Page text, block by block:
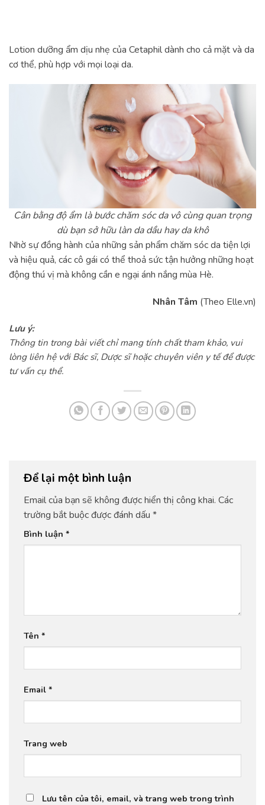
Lotion dưỡng ẩm dịu nhẹ của Cetaphil dành cho cả mặt và da
cơ thể, phù hợp với mọi loại da.
Cân bằng độ ẩm là bước chăm sóc da vô cùng quan trọng
dù bạn sở hữu làn da dầu hay da khô
Nhờ sự đồng hành của những sản phẩm chăm sóc da tiện lợi
và hiệu quả, các cô gái có thể thoả sức tận hưởng những hoạt
động thú vị mà không cần e ngại ánh nắng mùa Hè.
Nhân Tâm (Theo Elle.vn)
Lưu ý:
Thông tin trong bài viết chỉ mang tính chất tham khảo, vui
lòng liên hệ với Bác sĩ, Dược sĩ hoặc chuyên viên y tế để được
tư vấn cụ thể.
Để lại một bình luận
Email của bạn sẽ không được hiển thị công khai. Các
trường bắt buộc được đánh dấu *
Bình luận *
Tên *
Email *
Trang web
Lưu tên của tôi, email, và trang web trong trình